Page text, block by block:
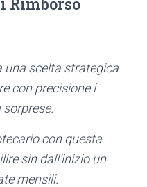
scelta strategica
con precisione i
con questa
sin dall’inizio un
mensili.